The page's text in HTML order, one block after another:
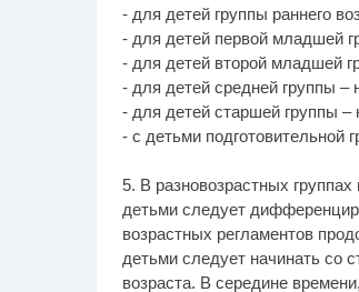
- для детей группы раннего
- для детей первой младшей
- для детей второй младшей
- для детей средней группы –
- для детей старшей группы –
- с детьми подготовительной
5. В разновозрастных
детьми следует
возрастных регламентов
детьми следует начинать со
возраста. В середине